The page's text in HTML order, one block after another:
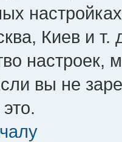
Киев и т.
настроек,
вы не